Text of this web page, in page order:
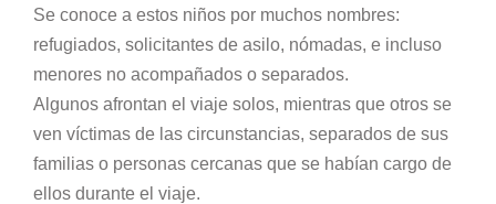
Se conoce a estos niños por muchos nombres:
refugiados, solicitantes de asilo, nómadas, e incluso
menores no acompañados o separados.
Algunos afrontan el viaje solos, mientras que otros se
ven víctimas de las circunstancias, separados de sus
familias o personas cercanas que se habían cargo de
ellos durante el viaje.